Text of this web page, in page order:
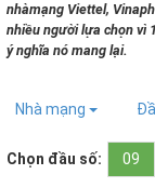
nhàmạng Viettel,
nhiều người lựa chọn vì
ý nghĩa nó mang lại.
Nhà mạng
Chọn đầu số: 09